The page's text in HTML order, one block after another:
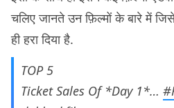
चलिए जानते उन फ़िल्मों के बारे में
ही हरा दिया है.
TOP 5
Ticket Sales Of *Day 1*…